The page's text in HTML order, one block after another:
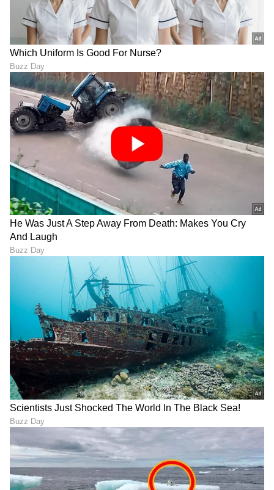
ಇನ್ನಷ್ಟು ಧಾರ್ಮಿಕ ಗ್ರಂಥಗಳು ಜೀವನದ ಅಂತಿಮ ಕ್ಷಣಗಳಲ್ಲಿ
ಇಂದ್ರಿಯಗಳು ಕ್ರಮೇಣ ಕಡಿಮೆಯಾಗುವುದನ್ನು ಸಹ
ಉಲ್ಲೇಖಿಸುತ್ತವೆ. ಒಬ್ಬ ವ್ಯಕ್ತಿ ಸಾಯುವಾಗ ತನ್ನ ಸುತ್ತಲೂ
ಇರುವ ಪ್ರೀತಿಪಾತ್ರರನ್ನ, ಅವರ ದುಃಖವನ್ನು ನೋಡಿ
ಅನುಭವಿಸುತ್ತಿದ್ದರೂ ಅವರೊಂದಿಗೆ ಮಾತನಾಡಲು
ಸಾಧ್ಯವಾಗುವುದಿಲ್ಲ.